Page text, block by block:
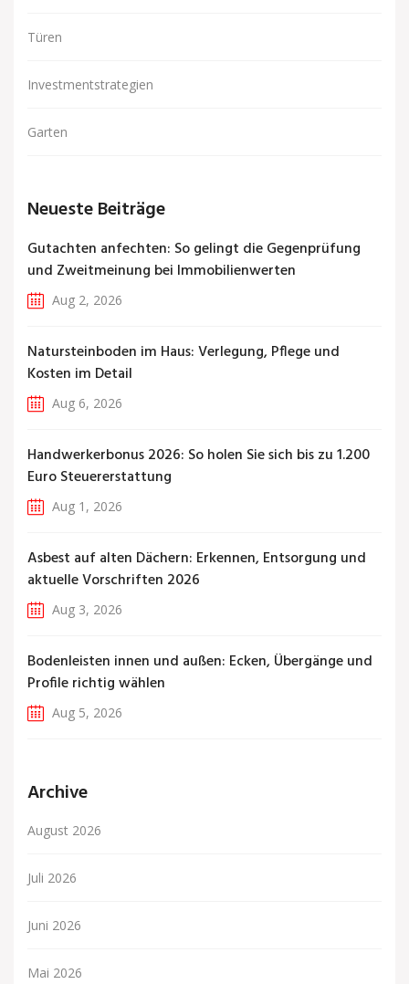
Türen
Investmentstrategien
Garten
Neueste Beiträge
Gutachten anfechten: So gelingt die Gegenprüfung
und Zweitmeinung bei Immobilienwerten
Aug 2, 2026
Natursteinboden im Haus: Verlegung, Pflege und
Kosten im Detail
Aug 6, 2026
Handwerkerbonus 2026: So holen Sie sich bis zu 1.200
Euro Steuererstattung
Aug 1, 2026
Asbest auf alten Dächern: Erkennen, Entsorgung und
aktuelle Vorschriften 2026
Aug 3, 2026
Bodenleisten innen und außen: Ecken, Übergänge und
Profile richtig wählen
Aug 5, 2026
Archive
August 2026
Juli 2026
Juni 2026
Mai 2026